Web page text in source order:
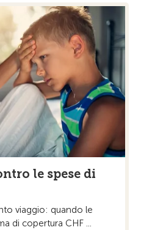
le spese di
viaggio: quando le
di copertura CHF ...